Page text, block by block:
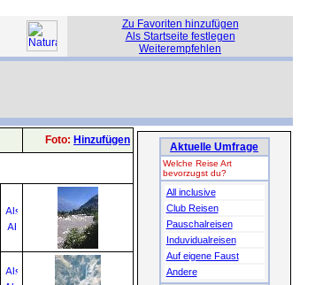
Zu Favoriten hinzufügen
Als Startseite festlegen
Weiterempfehlen
Foto: Hinzufügen
Aktuelle Umfrage
Welche Reise Art
bevorzugst du?
All inclusive
Club Reisen
Pauschalreisen
Induvidualreisen
Auf eigene Faust
Andere